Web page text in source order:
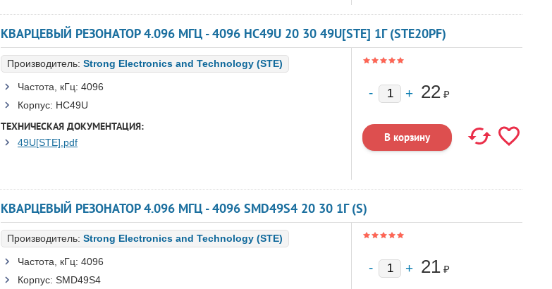
КВАРЦЕВЫЙ РЕЗОНАТОР 4.096 МГЦ - 4096 HC49U 20 30 49U[STE] 1Г (STE20PF)
Производитель: Strong Electronics and Technology (STE)
Частота, кГц: 4096
Корпус: HC49U
ТЕХНИЧЕСКАЯ ДОКУМЕНТАЦИЯ:
49U[STE].pdf
22 ₽
КВАРЦЕВЫЙ РЕЗОНАТОР 4.096 МГЦ - 4096 SMD49S4 20 30 1Г (S)
Производитель: Strong Electronics and Technology (STE)
Частота, кГц: 4096
Корпус: SMD49S4
21 ₽